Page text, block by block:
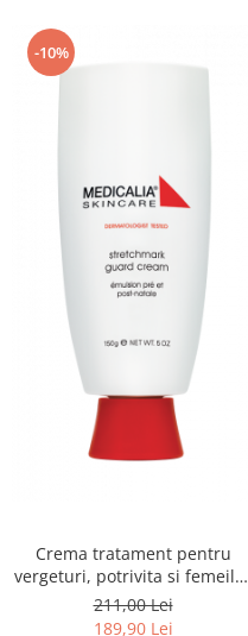
-10%
Crema tratament pentru
vergeturi, potrivita si femeilor
insarcinate, Stretchmark
Guard Cream - 150ml
211,00 Lei
189,90 Lei